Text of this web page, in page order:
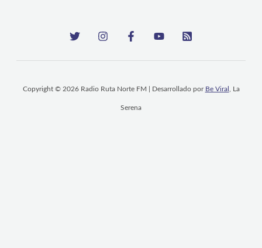
Copyright © 2026 Radio Ruta Norte FM | Desarrollado por Be Viral , La
Serena